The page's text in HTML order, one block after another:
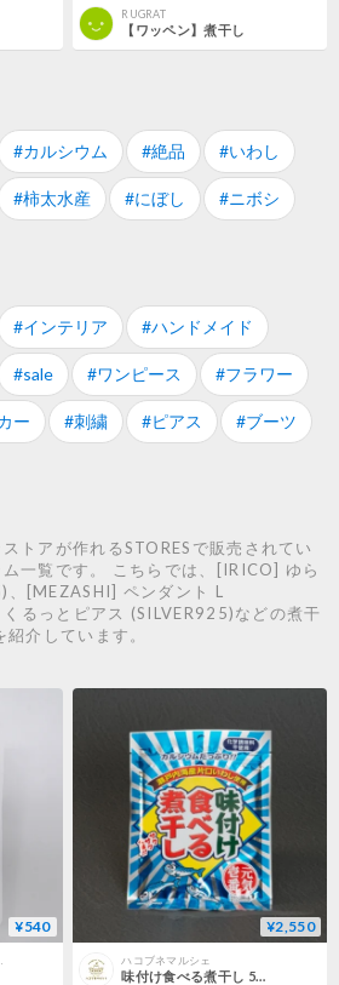
RUGRAT
【ワッペン】煮干し
#カルシウム #絶品 #いわし
#柿太水産 #にぼし #ニボシ
#インテリア #ハンドメイド
#sale #ワンピース #フラワー
ー #刺繍 #ピアス #ブーツ
トアが作れるSTORESで販売されてい
一覧です。 こちらでは、[IRICO] ゆら
、[MEZASHI] ペンダント L
るっとピアス (SILVER925)などの煮干
介しています。
¥540 ¥2,550
ハコブネマルシェ
味付け食べる煮干し 50g×10袋 【株式会社オカベ】